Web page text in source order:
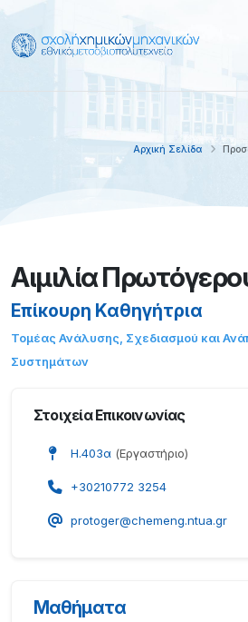
Αρχική Σελίδα
Αιμιλία
Επίκουρη Καθηγήτρια
Τομέας Ανάλυσης, Σχεδιασμού και
Συστημάτων
Στοιχεία Επικοινωνίας
Η.403α (Εργαστήριο)
+30210772 3254
protoger@chemeng.ntua.gr
Μαθήματα